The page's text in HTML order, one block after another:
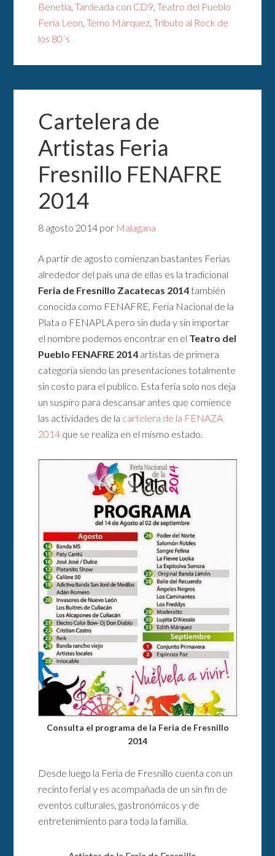
Benetia,Tardeada con CD9,Teatro del Pueblo
Feria Leon,Temo Márquez,Tributo al Rock de
los 80´s
Cartelera de
Artistas Feria
Fresnillo FENAFRE
2014
8 agosto 2014 por Malagana
A partir de agosto comienzan bastantes Ferias
alrededor del país una de ellas es la tradicional
Feria de Fresnillo Zacatecas 2014 también
conocida como FENAFRE, Feria Nacional de la
Plata o FENAPLA pero sin duda y sin importar
el nombre podemos encontrar en el Teatro del
Pueblo FENAFRE 2014 artistas de primera
categoría siendo las presentaciones totalmente
sin costo para el publico. Esta feria solo nos deja
un suspiro para descansar antes que comience
las actividades de la cartelera de la FENAZA
2014 que se realiza en el mismo estado.
Consulta el programa de la Feria de Fresnillo
2014
Desde luego la Feria de Fresnillo cuenta con un
recinto ferial y es acompañada de un sin fin de
eventos culturales, gastronómicos y de
entretenimiento para toda la familia.